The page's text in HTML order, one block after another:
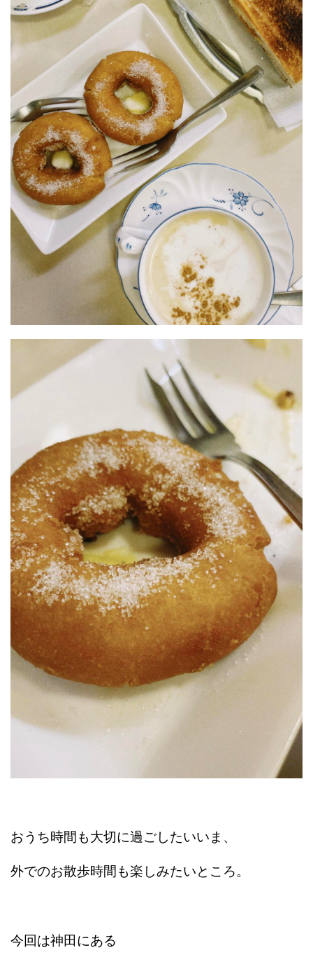
おうち時間も大切に過ごしたいいま、
外でのお散歩時間も楽しみたいところ。
今回は神田にある